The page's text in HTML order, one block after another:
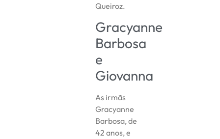
Queiroz.
Gracyanne
Barbosa
e
Giovanna
As irmãs
Gracyanne
Barbosa, de
42 anos, e